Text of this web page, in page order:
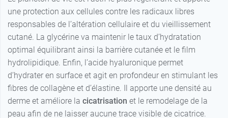
une protection aux cellules contre les radicaux libres
responsables de l’altération cellulaire et du vieillissement
cutané. La glycérine va maintenir le taux d’hydratation
optimal équilibrant ainsi la barrière cutanée et le film
hydrolipidique. Enfin, l’acide hyaluronique permet
d’hydrater en surface et agit en profondeur en stimulant les
fibres de collagène et d’élastine. Il apporte une densité au
derme et améliore la cicatrisation et le remodelage de la
peau afin de ne laisser aucune trace visible de cicatrice.